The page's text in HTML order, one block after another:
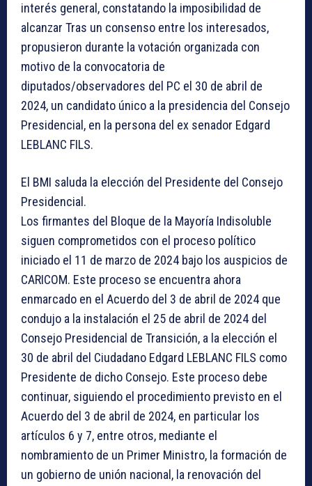
interés general, constatando la imposibilidad de
alcanzar Tras un consenso entre los interesados,
propusieron durante la votación organizada con
motivo de la convocatoria de
diputados/observadores del PC el 30 de abril de
2024, un candidato único a la presidencia del Consejo
Presidencial, en la persona del ex senador Edgard
LEBLANC FILS.
El BMI saluda la elección del Presidente del Consejo
Presidencial.
Los firmantes del Bloque de la Mayoría Indisoluble
siguen comprometidos con el proceso político
iniciado el 11 de marzo de 2024 bajo los auspicios de
CARICOM. Este proceso se encuentra ahora
enmarcado en el Acuerdo del 3 de abril de 2024 que
condujo a la instalación el 25 de abril de 2024 del
Consejo Presidencial de Transición, a la elección el
30 de abril del Ciudadano Edgard LEBLANC FILS como
Presidente de dicho Consejo. Este proceso debe
continuar, siguiendo el procedimiento previsto en el
Acuerdo del 3 de abril de 2024, en particular los
artículos 6 y 7, entre otros, mediante el
nombramiento de un Primer Ministro, la formación de
un gobierno de unión nacional, la renovación del